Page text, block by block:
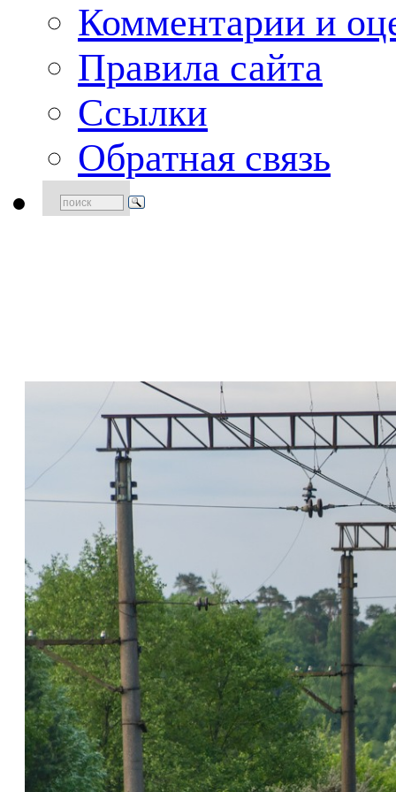
Комментарии и
Правила сайта
Ссылки
Обратная связь